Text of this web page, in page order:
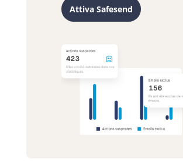
Attiva Safesend